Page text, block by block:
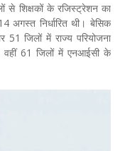
से शिक्षकों के रजिस्ट्रेशन का
निर्धारित थी। बेसिक
51 जिलों में राज्य परियोजना
61 जिलों में एनआईसी के